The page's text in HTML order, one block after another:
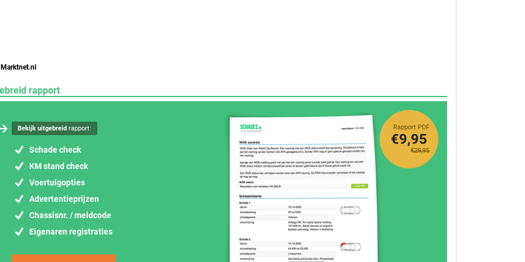
rapport
Bekijk uitgebreid rapport:
Schade check
KM stand check
Voertuigopties
Advertentieprijzen
Chassisnr. / meldcode
Eigenaren registraties
Rapport PDF
€29,95
€9,95